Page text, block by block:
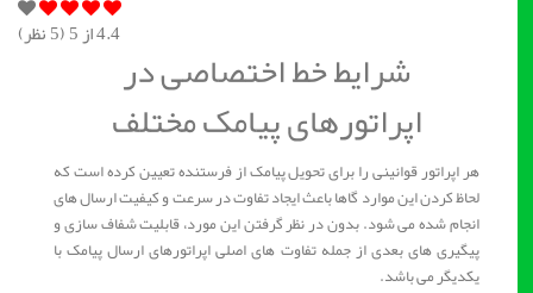
4.4از 5 ( 5نظر)
شرایط خط اختصاصی در
اپراتورهای پیامک مختلف
هر اپراتور قوانینی را برای تحویل پیامک از فرستنده تعیین کرده است که
لحاظ کردن این موارد گاها باعث ایجاد تفاوت در سرعت و کیفیت ارسال های
انجام شده می شود. بدون در نظر گرفتن این مورد، قابلیت شفاف سازی و
پیگیری های بعدی از جمله تفاوت های اصلی اپراتورهای ارسال پیامک با
یکدیگر می باشد.